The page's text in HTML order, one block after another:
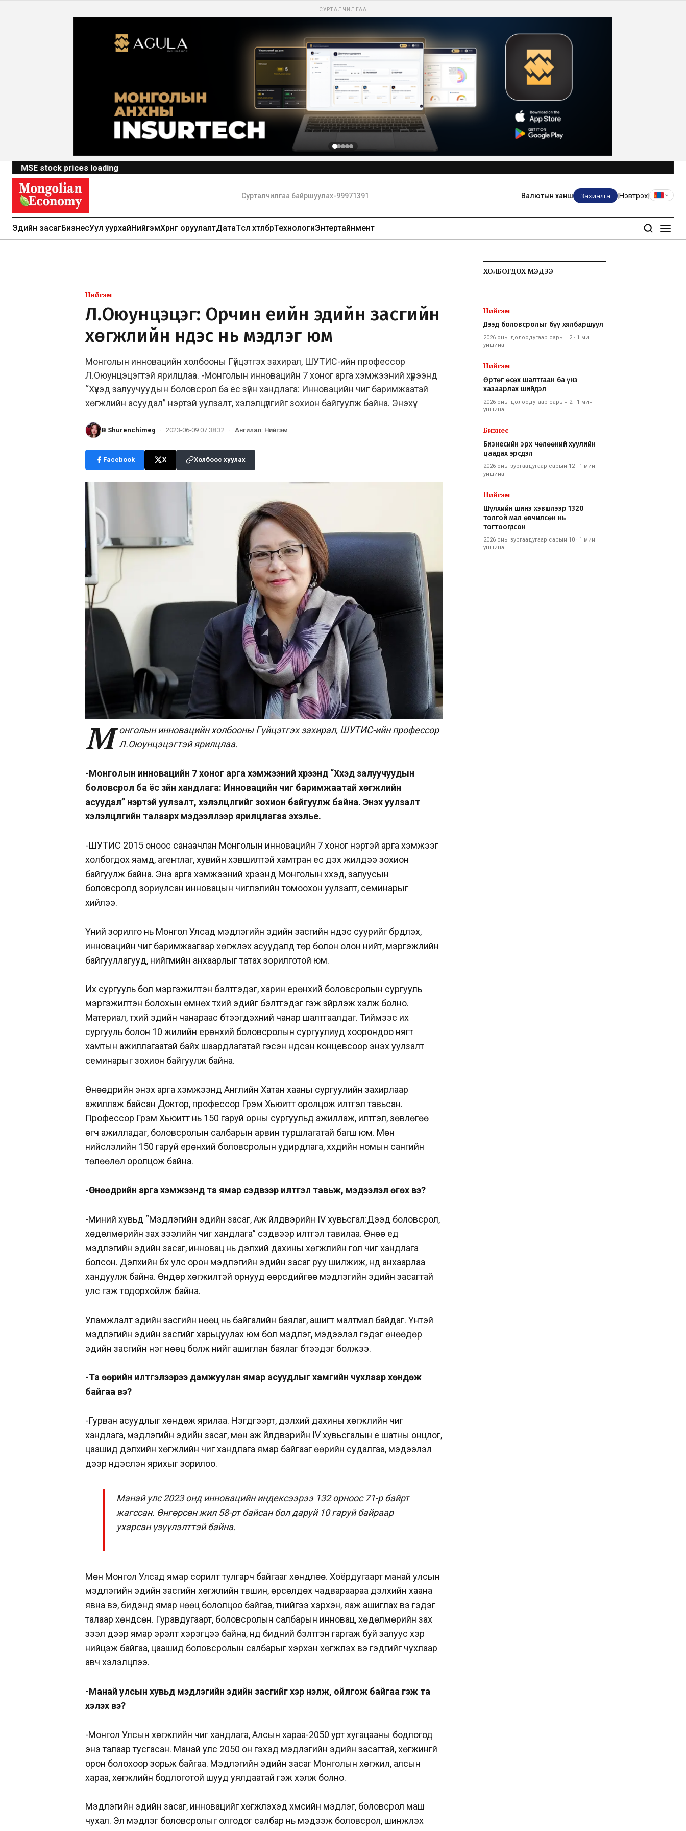
СУРТАЛЧИЛГАА
MSE stock prices loading
Сурталчилгаа байршуулах-99971391 Валютын ханш Захиалга Нэвтрэх
Эдийн засагБизнесУул уурхайНийгэмХөрөнгө оруулалтДатаТөсөл хөтөлбөрТехнологиЭнтертайнмент
Нийгэм
Л.Оюунцэцэг: Орчин үеийн эдийн засгийн
хөгжлийн үндэс нь мэдлэг юм
Монголын инновацийн холбооны Гүйцэтгэх захирал, ШУТИС-ийн профессор
Л.Оюунцэцэгтэй ярилцлаа. -Монголын инновацийн 7 хоног арга хэмжээний хүрээнд
“Хүүхэд залуучуудын боловсрол ба ёс зүйн хандлага: Инновацийн чиг баримжаатай
хөгжлийн асуудал” нэртэй уулзалт, хэлэлцүүлгийг зохион байгуулж байна. Энэхүү
B Shurenchimeg · 2023-06-09 07:38:32 · Ангилал: Нийгэм
Facebook X Холбоос хуулах
М онголын инновацийн холбооны Гүйцэтгэх захирал, ШУТИС-ийн профессор
Л.Оюунцэцэгтэй ярилцлаа.
-Монголын инновацийн 7 хоног арга хэмжээний хүрээнд “Хүүхэд залуучуудын
боловсрол ба ёс зүйн хандлага: Инновацийн чиг баримжаатай хөгжлийн
асуудал” нэртэй уулзалт, хэлэлцүүлгийг зохион байгуулж байна. Энэхүү уулзалт
хэлэлцүүлгийн талаарх мэдээллээр ярилцлагаа эхэлье.
-ШУТИС 2015 оноос санаачлан Монголын инновацийн 7 хоног нэртэй арга хэмжээг
холбогдох яамд, агентлаг, хувийн хэвшилтэй хамтран ес дэх жилдээ зохион
байгуулж байна. Энэ арга хэмжээний хүрээнд Монголын хүүхэд, залуусын
боловсролд зориулсан инновацын чиглэлийн томоохон уулзалт, семинарыг
хийлээ.
Үүний зорилго нь Монгол Улсад мэдлэгийн эдийн засгийн үндэс суурийг бүрдүүлэх,
инновацийн чиг баримжаагаар хөгжүүлэх асуудалд төр болон олон нийт, мэргэжлийн
байгууллагууд, нийгмийн анхаарлыг татах зорилготой юм.
Их сургууль бол мэргэжилтэн бэлтгэдэг, харин ерөнхий боловсролын сургууль
мэргэжилтэн болохын өмнөх түүхий эдийг бэлтгэдэг гэж зүйрлэж хэлж болно.
Материал, түүхий эдийн чанараас бүтээгдэхүүний чанар шалтгаалдаг. Тиймээс их
сургууль болон 10 жилийн ерөнхий боловсролын сургуулиуд хоорондоо нягт
хамтын ажиллагаатай байх шаардлагатай гэсэн үндсэн концевсоор энэхүү уулзалт
семинарыг зохион байгуулж байна.
Өнөөдрийн энэхүү арга хэмжээнд Английн Хатан хааны сургуулийн захирлаар
ажиллаж байсан Доктор, профессор Грэм Хьюитт оролцож илтгэл тавьсан.
Профессор Грэм Хьюитт нь 150 гаруй орны сургуульд ажиллаж, илтгэл, зөвлөгөө
өгч ажилладаг, боловсролын салбарын арвин туршлагатай багш юм. Мөн
нийслэлийн 150 гаруй ерөнхий боловсролын удирдлага, хүүхдийн номын сангийн
төлөөлөл оролцож байна.
-Өнөөдрийн арга хэмжээнд та ямар сэдвээр илтгэл тавьж, мэдээлэл өгөх вэ?
-Миний хувьд “Мэдлэгийн эдийн засаг, Аж үйлдвэрийн IV хувьсгал:Дээд боловсрол,
хөдөлмөрийн зах зээлийн чиг хандлага” сэдвээр илтгэл тавилаа. Өнөө үед
мэдлэгийн эдийн засаг, инновац нь дэлхий дахины хөгжлийн гол чиг хандлага
болсон. Дэлхийн бүх улс орон мэдлэгийн эдийн засаг руу шилжиж, үүнд анхаарлаа
хандуулж байна. Өндөр хөгжилтэй орнууд өөрсдийгөө мэдлэгийн эдийн засагтай
улс гэж тодорхойлж байна.
Уламжлалт эдийн засгийн нөөц нь байгалийн баялаг, ашигт малтмал байдаг. Үүнтэй
мэдлэгийн эдийн засгийг харьцуулах юм бол мэдлэг, мэдээлэл гэдэг өнөөдөр
эдийн засгийн нэг нөөц болж үүнийг ашиглан баялаг бүтээдэг болжээ.
-Та өөрийн илтгэлээрээ дамжуулан ямар асуудлыг хамгийн чухлаар хөндөж
байгаа вэ?
-Гурван асуудлыг хөндөж ярилаа. Нэгдүгээрт, дэлхий дахины хөгжлийн чиг
хандлага, мэдлэгийн эдийн засаг, мөн аж үйлдвэрийн IV хувьсгалын үе шатны онцлог,
цаашид дэлхийн хөгжлийн чиг хандлага ямар байгааг өөрийн судалгаа, мэдээлэл
дээр үндэслэн ярихыг зорилоо.
Манай улс 2023 онд инновацийн индексээрээ 132 орноос 71-р байрт
жагссан. Өнгөрсөн жил 58-рт байсан бол даруй 10 гаруй байраар
ухарсан үзүүлэлттэй байна.
Мөн Монгол Улсад ямар сорилт тулгарч байгааг хөндлөө. Хоёрдугаарт манай улсын
мэдлэгийн эдийн засгийн хөгжлийн түвшин, өрсөлдөх чадвараараа дэлхийн хаана
явна вэ, бидэнд ямар нөөц бололцоо байгаа, түүнийгээ хэрхэн, яаж ашиглах вэ гэдэг
талаар хөндсөн. Гуравдугаарт, боловсролын салбарын инновац, хөдөлмөрийн зах
зээл дээр ямар эрэлт хэрэгцээ байна, үүнд бидний бэлтгэн гаргаж буй залуус хэр
нийцэж байгаа, цаашид боловсролын салбарыг хэрхэн хөгжүүлэх вэ гэдгийг чухлаар
авч хэлэлцлээ.
-Манай улсын хувьд мэдлэгийн эдийн засгийг хэр үнэлж, ойлгож байгаа гэж та
хэлэх вэ?
-Монгол Улсын хөгжлийн чиг хандлага, Алсын хараа-2050 урт хугацааны бодлогод
энэ талаар тусгасан. Манай улс 2050 он гэхэд мэдлэгийн эдийн засагтай, хөгжингүй
орон болохоор зорьж байгаа. Мэдлэгийн эдийн засаг Монголын хөгжил, алсын
хараа, хөгжлийн бодлоготой шууд уялдаатай гэж хэлж болно.
Мэдлэгийн эдийн засаг, инновацийг хөгжүүлэхэд хүмүүсийн мэдлэг, боловсрол маш
чухал. Эл мэдлэг боловсролыг олгодог салбар нь мэдээж боловсрол, шинжлэх
ХОЛБОГДОХ МЭДЭЭ
Нийгэм
Дээд боловсролыг бүү хялбаршуул
2026 оны долоодугаар сарын 2· 1 мин
уншина
Нийгэм
Өртөг өсөх шалтгаан ба үнэ
хазаарлах шийдэл
2026 оны долоодугаар сарын 2· 1 мин
уншина
Бизнес
Бизнесийн эрх чөлөөний хуулийн
цаадах эрсдэл
2026 оны зургаадугаар сарын 12· 1 мин
уншина
Нийгэм
Шүлхийн шинэ хэвшлээр 1320
толгой мал өвчилсөн нь
тогтоогдсон
2026 оны зургаадугаар сарын 10 · 1 мин
уншина